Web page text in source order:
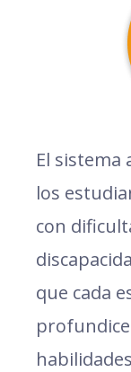
El sistema
los
con
que cada